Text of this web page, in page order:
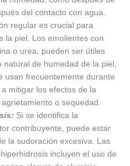
del contacto con agua.
regular es crucial para
la piel. Los emolientes con
o urea, pueden ser útiles
de humedad de la piel,
usan frecuentemente durante
mitigar los efectos de la
o sequedad.
Si se identifica la
contribuyente, puede estar
la sudoración excesiva. Las
incluyen el uso de